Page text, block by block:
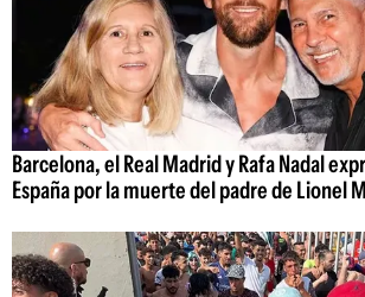
Barcelona, el Real Madrid y Rafa Nadal
España por la muerte del padre de Lionel